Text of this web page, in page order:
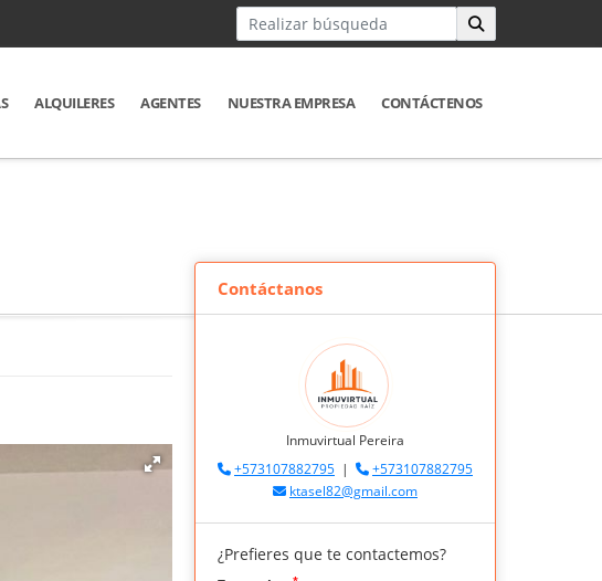
ALQUILERES AGENTES NUESTRA EMPRESA CONTÁCTENOS
Contáctanos
Inmuvirtual Pereira
+573107882795 |
+573107882795
ktasel82@gmail.com
¿Prefieres que te contactemos?